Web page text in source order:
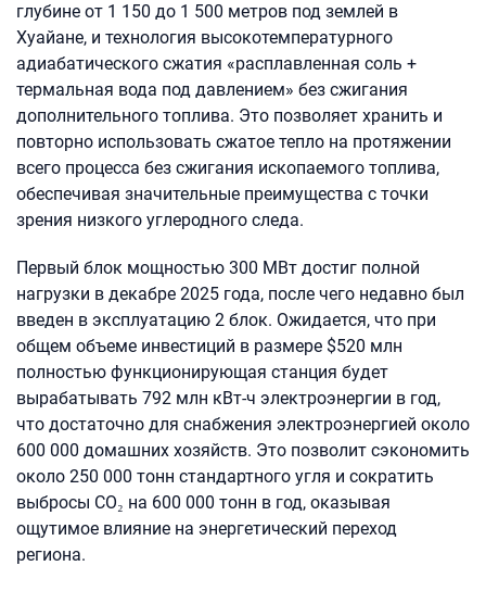
глубине от 1 150 до 1 500 метров под землей в
Хуайане, и технология высокотемпературного
адиабатического сжатия «расплавленная соль +
термальная вода под давлением» без сжигания
дополнительного топлива. Это позволяет хранить и
повторно использовать сжатое тепло на протяжении
всего процесса без сжигания ископаемого топлива,
обеспечивая значительные преимущества с точки
зрения низкого углеродного следа.
Первый блок мощностью 300 МВт достиг полной
нагрузки в декабре 2025 года, после чего недавно был
введен в эксплуатацию 2 блок. Ожидается, что при
общем объеме инвестиций в размере $520 млн
полностью функционирующая станция будет
вырабатывать 792 млн кВт-ч электроэнергии в год,
что достаточно для снабжения электроэнергией около
600 000 домашних хозяйств. Это позволит сэкономить
около 250 000 тонн стандартного угля и сократить
выбросы CO₂ на 600 000 тонн в год, оказывая
ощутимое влияние на энергетический переход
региона.